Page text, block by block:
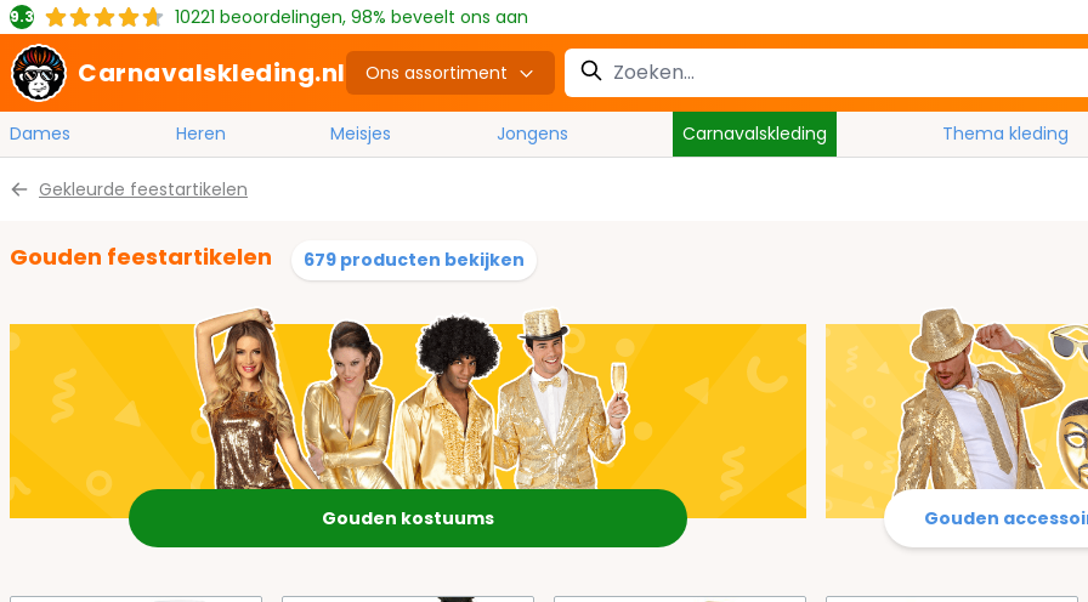
9.3 10221 beoordelingen, 98% beveelt ons aan
Carnavalskleding.nl Ons assortiment
Dames Heren Meisjes Jongens Carnavalskleding Thema kleding
Gekleurde feestartikelen
Gouden feestartikelen 679 producten bekijken
Gouden kostuums Gouden